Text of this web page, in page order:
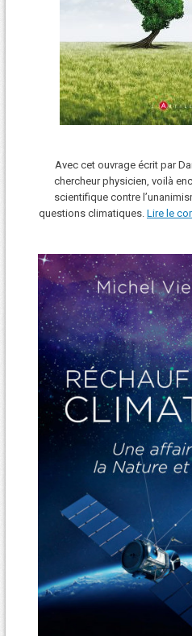
Avec cet ouvrage écrit par
chercheur physicien, voilà
scientifique contre
questions climatiques. Lire le